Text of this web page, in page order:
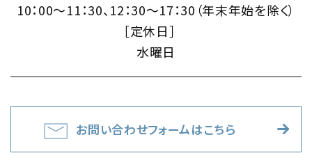
10：00～11：30、12：30～17：30（年末年始を除く）
［定休日］
水曜日
お問い合わせフォームはこちら